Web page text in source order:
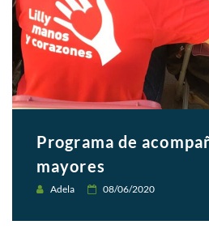
Programa de
mayores
Adela 08/06/2020